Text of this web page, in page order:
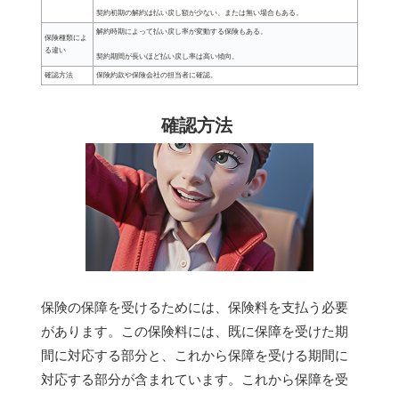
契約初期の解約は払い戻し額が少ない、または無い場合もある。
保険種類によ
る違い
解約時期によって払い戻し率が変動する保険もある。
契約期間が長いほど払い戻し率は高い傾向。
確認方法 保険約款や保険会社の担当者に確認。
確認方法
保険の保障を受けるためには、保険料を支払う必要
があります。この保険料には、既に保障を受けた期
間に対応する部分と、これから保障を受ける期間に
対応する部分が含まれています。これから保障を受